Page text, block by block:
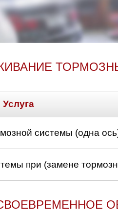
область
Услуга
системы (одна
при (замене